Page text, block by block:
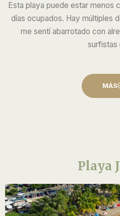
Esta playa puede estar menos
días ocupados. Hay múltiples
me sentí abarrotado con
surfistas
MÁS
Playa